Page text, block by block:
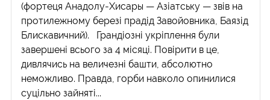
(фортеця Aнадолу-Хисары — Азіатську — звів на
протилежному березі прадід Завойовника, Баязід
Блискавичний). Грандіозні укріплення були
завершені всього за 4 місяці. Повірити в це,
дивлячись на величезні башти, абсолютно
неможливо. Правда, горби навколо опинилися
суцільно зайняті...